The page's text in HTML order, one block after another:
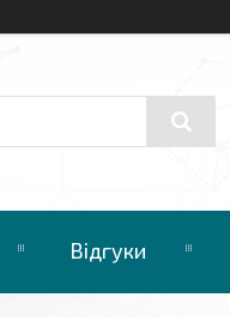
Відгуки